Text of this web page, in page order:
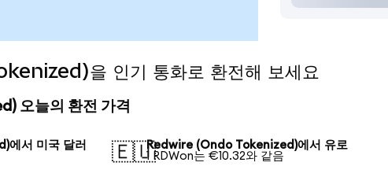
을 인기 통화로 환전해 보세요
오늘의 환전 가격
에서 미국 달러
🇪🇺Redwire (Ondo Tokenized)에서 유로
1 RDWon는 €10.32와 같음